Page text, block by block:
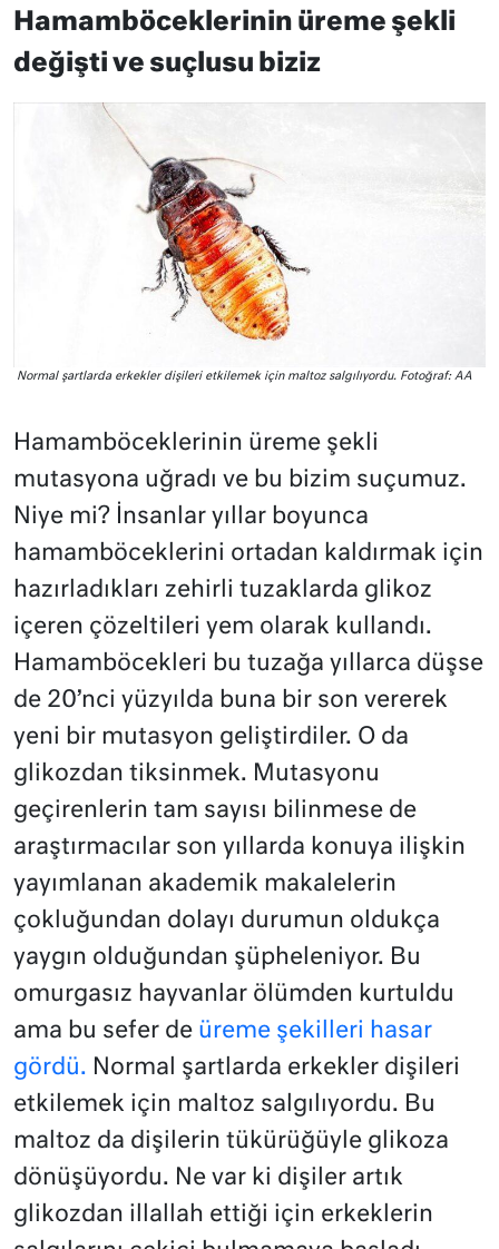
Hamamböceklerinin üreme şekli
değişti ve suçlusu biziz
Normal şartlarda erkekler dişileri etkilemek için maltoz salgılıyordu. Fotoğraf: AA
Hamamböceklerinin üreme şekli
mutasyona uğradı ve bu bizim suçumuz.
Niye mi? İnsanlar yıllar boyunca
hamamböceklerini ortadan kaldırmak için
hazırladıkları zehirli tuzaklarda glikoz
içeren çözeltileri yem olarak kullandı.
Hamamböcekleri bu tuzağa yıllarca düşse
de 20’nci yüzyılda buna bir son vererek
yeni bir mutasyon geliştirdiler. O da
glikozdan tiksinmek. Mutasyonu
geçirenlerin tam sayısı bilinmese de
araştırmacılar son yıllarda konuya ilişkin
yayımlanan akademik makalelerin
çokluğundan dolayı durumun oldukça
yaygın olduğundan şüpheleniyor. Bu
omurgasız hayvanlar ölümden kurtuldu
ama bu sefer de üreme şekilleri hasar
gördü. Normal şartlarda erkekler dişileri
etkilemek için maltoz salgılıyordu. Bu
maltoz da dişilerin tükürüğüyle glikoza
dönüşüyordu. Ne var ki dişiler artık
glikozdan illallah ettiği için erkeklerin